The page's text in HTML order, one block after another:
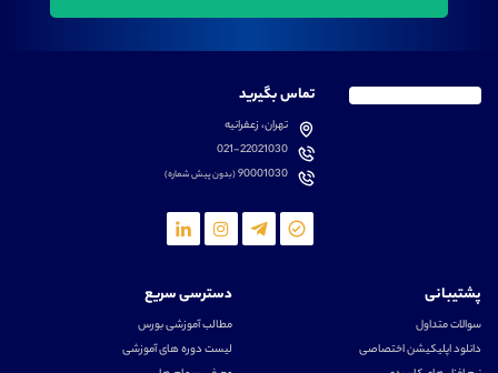
تماس بگیرید
تهران، زعفرانیه
021-22021030
90001030(بدون پیش شماره)
پشتیبانی
سوالات متداول
دانلود اپلیکیشن اختصاصی
دسترسی سریع
مطالب آموزشی بورس
لیست دوره های آموزشی